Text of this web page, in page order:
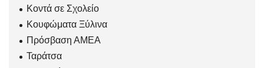
Κοντά σε Σχολείο
Κουφώματα Ξύλινα
Πρόσβαση ΑΜΕΑ
Ταράτσα